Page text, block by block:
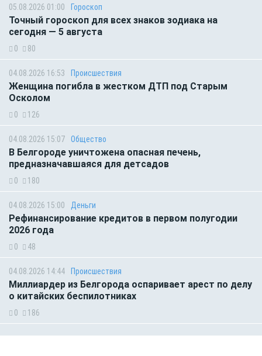
05.08.2026 01:00 Гороскоп
Точный гороскоп для всех знаков зодиака на
сегодня — 5 августа
0 80
04.08.2026 16:53 Происшествия
Женщина погибла в жестком ДТП под Старым
Осколом
0 126
04.08.2026 15:07 Общество
В Белгороде уничтожена опасная печень,
предназначавшаяся для детсадов
0 180
04.08.2026 15:00 Деньги
Рефинансирование кредитов в первом полугодии
2026 года
0 48
04.08.2026 14:44 Происшествия
Миллиардер из Белгорода оспаривает арест по делу
о китайских беспилотниках
0 186